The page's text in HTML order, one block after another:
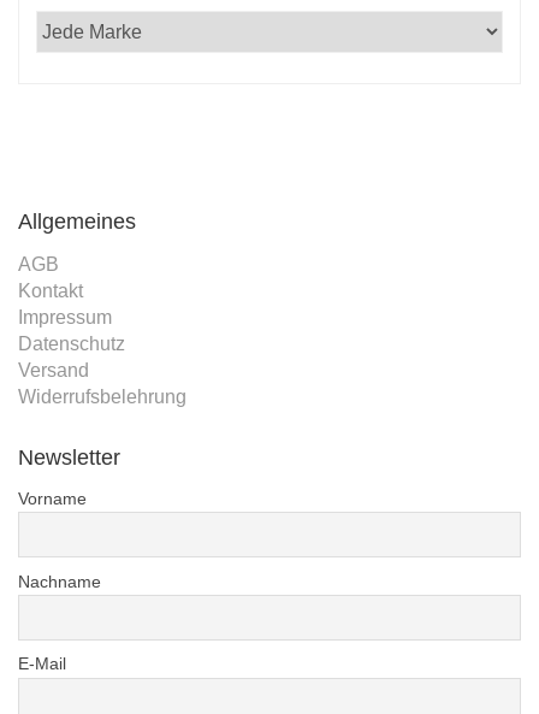
Allgemeines
AGB
Kontakt
Impressum
Datenschutz
Versand
Widerrufsbelehrung
Newsletter
Vorname
Nachname
E-Mail